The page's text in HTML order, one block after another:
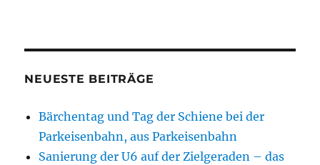
NEUESTE BEITRÄGE
Bärchentag und Tag der Schiene bei der
Parkeisenbahn, aus Parkeisenbahn
Sanierung der U6 auf der Zielgeraden – das